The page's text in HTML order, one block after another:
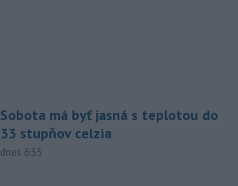
Sobota má byť jasná s teplotou do
33 stupňov celzia
dnes 6:55